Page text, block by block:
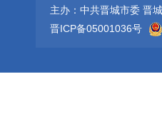
主办：中共晋城市委 晋
晋ICP备05001036号